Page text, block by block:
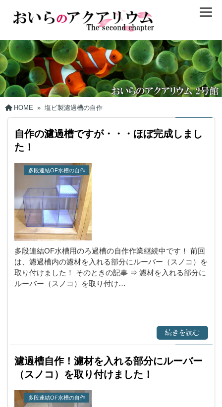
HOME » 塩ビ製濾過槽の自作
自作の濾過槽ですが・・・ほぼ完成しまし
た！
多段連結OF水槽の自作
多段連結OF水槽用のろ過槽の自作作業継続中です！ 前回
は、濾過槽内の濾材を入れる部分にルーバー（スノコ）を
取り付けました！ そのときの記事 ⇒ 濾材を入れる部分に
ルーバー（スノコ）を取り付け…
続きを読む
濾過槽自作！濾材を入れる部分にルーバー
（スノコ）を取り付けました！
多段連結OF水槽の自作